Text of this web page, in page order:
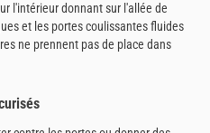
l'intérieur donnant sur l'allée de
et les portes coulissantes fluides
ne prennent pas de place dans